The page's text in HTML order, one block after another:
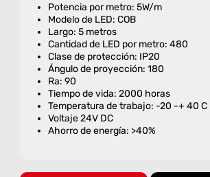
Potencia por metro: 5W/m
Modelo de LED: COB
Largo: 5 metros
Cantidad de LED por metro: 480
Clase de protección: IP20
Ángulo de proyección: 180
Ra: 90
Tiempo de vida: 2000 horas
Temperatura de trabajo: -20 -+ 40 C
Voltaje 24V DC
Ahorro de energía: >40%